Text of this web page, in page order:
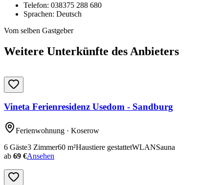
Telefon: 038375 288 680
Sprachen: Deutsch
Vom selben Gastgeber
Weitere Unterkünfte des Anbieters
Vineta Ferienresidenz Usedom - Sandburg
Ferienwohnung · Koserow
6 Gäste3 Zimmer60 m²Haustiere gestattetWLANSauna
ab 69 €Ansehen